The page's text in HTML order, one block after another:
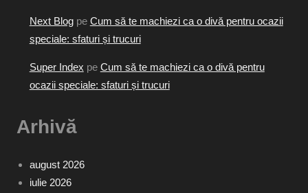
Next Blogpe Cum să te machiezi ca o divă pentru ocazii
speciale: sfaturi și trucuri
Super Index pe Cum să te machiezi ca o divă pentru
ocazii speciale: sfaturi și trucuri
Arhivă
august 2026
iulie 2026